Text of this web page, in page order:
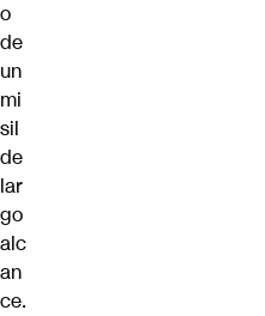
o
de
un
mi
sil
de
lar
go
alc
an
ce.